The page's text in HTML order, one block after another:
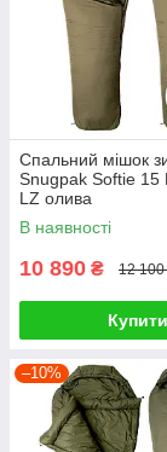
Спальний мішок
Snugpak Softie 15
LZ олива
В наявності
10 890 ₴ 12 100
Купити
–10%